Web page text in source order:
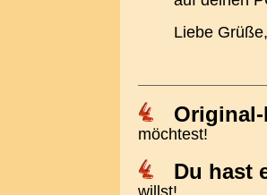
Liebe
Original-
möchtest!
Du hast
willst!